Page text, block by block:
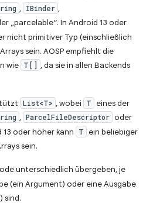
, IBinder ,
„parcelable“. In Android 13 oder
nicht primitiver Typ (einschließlich
sein. AOSP empfiehlt die
wie T[] , da sie in allen Backends
List<T> , wobei T
eines der
, ParcelFileDescriptor oder
13 oder höher kann
T
ein beliebiger
sein.
unterschiedlich übergeben, je
(ein Argument) oder eine Ausgabe
sind.